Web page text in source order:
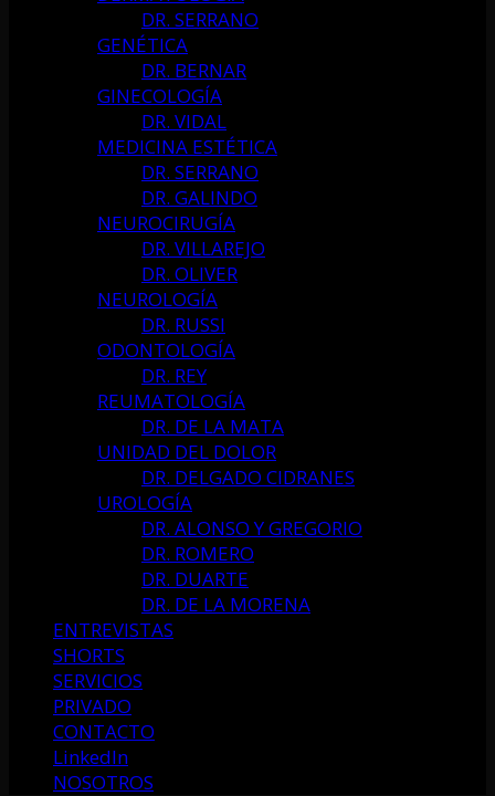
DR. SERRANO
GENÉTICA
DR. BERNAR
GINECOLOGÍA
DR. VIDAL
MEDICINA ESTÉTICA
DR. SERRANO
DR. GALINDO
NEUROCIRUGÍA
DR. VILLAREJO
DR. OLIVER
NEUROLOGÍA
DR. RUSSI
ODONTOLOGÍA
DR. REY
REUMATOLOGÍA
DR. DE LA MATA
UNIDAD DEL DOLOR
DR. DELGADO CIDRANES
UROLOGÍA
DR. ALONSO Y GREGORIO
DR. ROMERO
DR. DUARTE
DR. DE LA MORENA
ENTREVISTAS
SHORTS
SERVICIOS
PRIVADO
CONTACTO
LinkedIn
NOSOTROS